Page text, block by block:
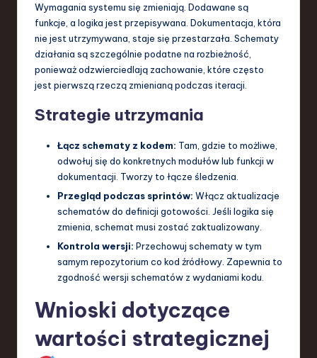
Wymagania systemu się zmieniają. Dodawane są
funkcje, a logika jest przepisywana. Dokumentacja, która
nie jest utrzymywana, staje się przestarzała. Schematy
działania są szczególnie podatne na rozbieżność,
ponieważ odzwierciedlają zachowanie, które często
jest pierwszą rzeczą zmienianą podczas iteracji.
Strategie utrzymania
Łącz schematy z kodem: Tam, gdzie to możliwe,
odwołuj się do konkretnych modułów lub funkcji w
dokumentacji. Tworzy to łącze śledzenia.
Przegląd podczas sprintów: Włącz aktualizacje
schematów do definicji gotowości. Jeśli logika się
zmienia, schemat musi zostać zaktualizowany.
Kontrola wersji: Przechowuj schematy w tym
samym repozytorium co kod źródłowy. Zapewnia to
zgodność wersji schematów z wydaniami kodu.
Wnioski dotyczące
wartości strategicznej